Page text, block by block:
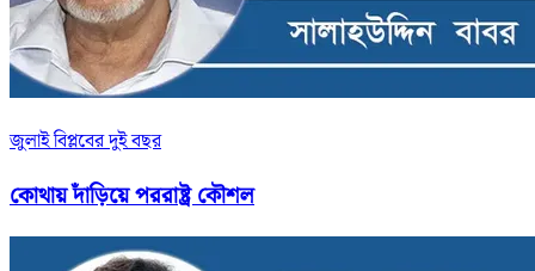
জুলাই বিপ্লবের দুই বছর
কোথায় দাঁড়িয়ে পররাষ্ট্র কৌশল